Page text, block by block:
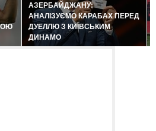
АЗЕРБАЙДЖАНУ:
АНАЛІЗУЄМО КАРАБАХ ПЕРЕД
ДУЕЛЛЮ З КИЇВСЬКИМ
ДИНАМО